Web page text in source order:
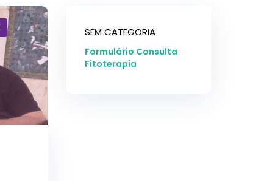
SEM CATEGORIA
Formulário Consulta
Fitoterapia